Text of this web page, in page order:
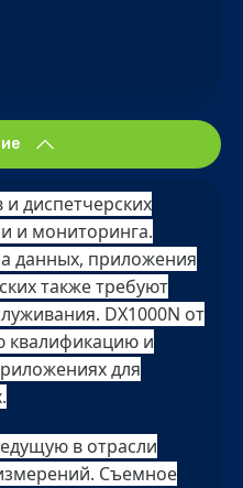
диспетчерских
и мониторинга.
данных, приложения
также требуют
DX1000N от
квалификацию и
для
в отрасли
Съемное